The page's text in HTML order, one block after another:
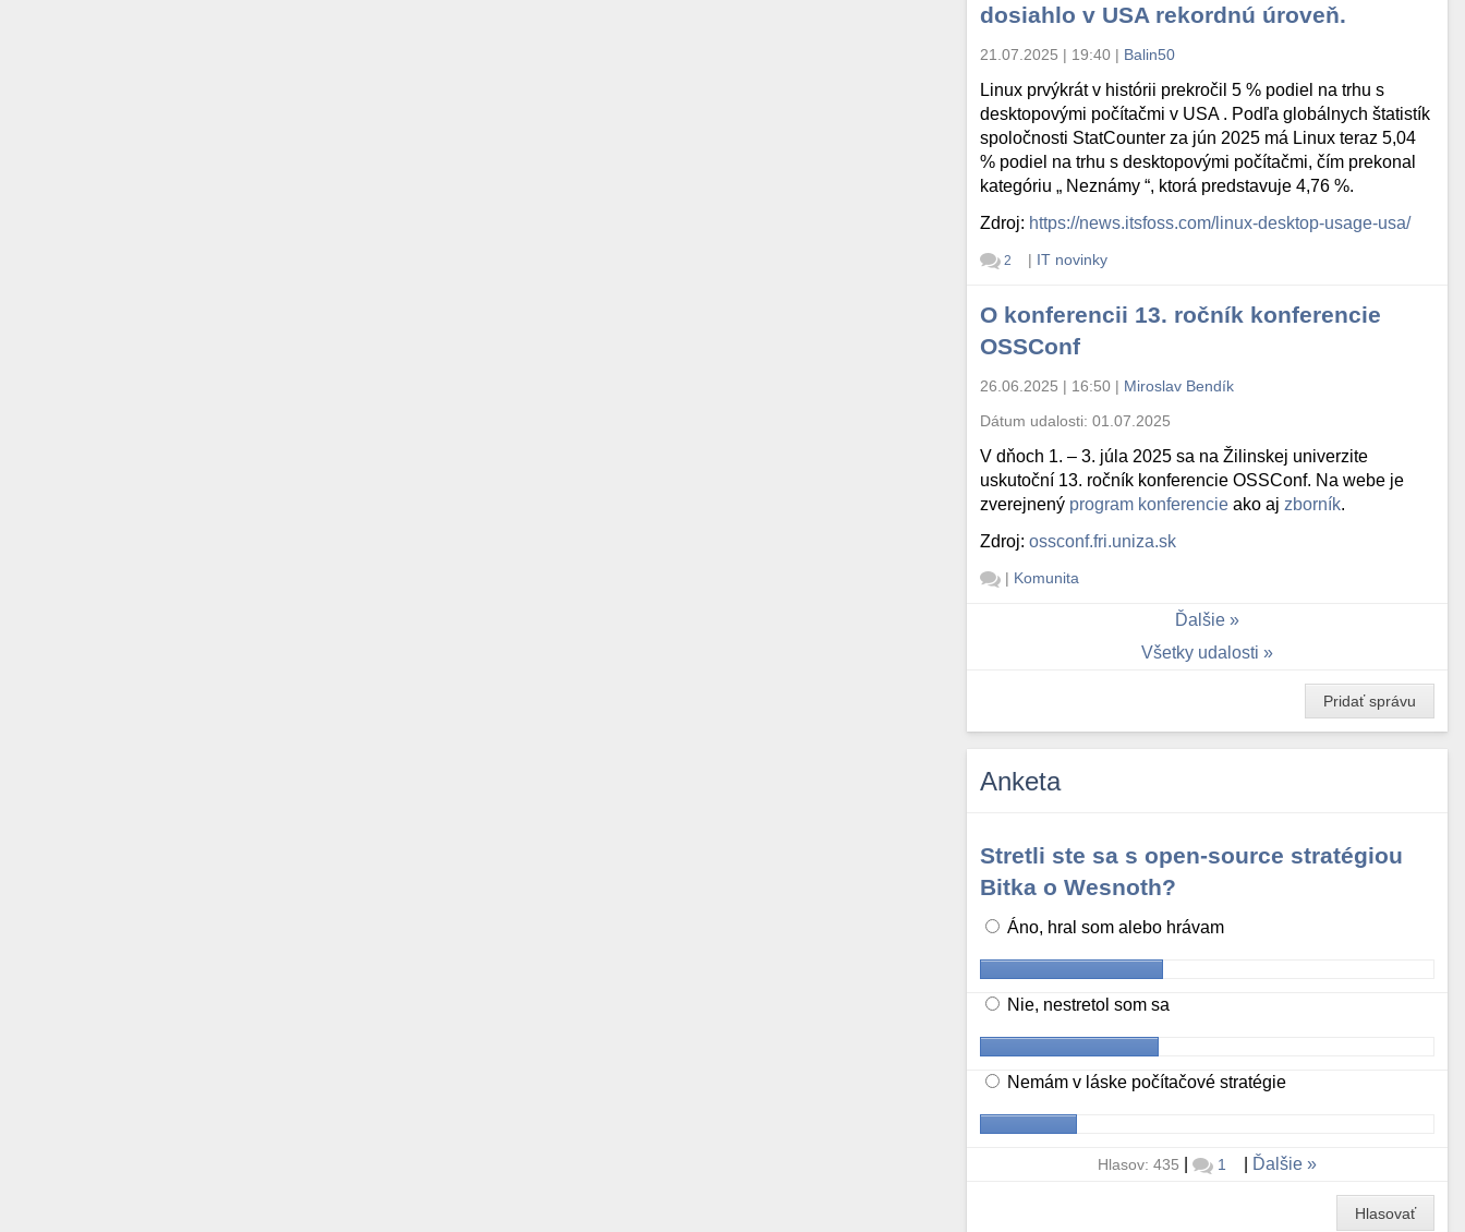
dosiahlo v USA rekordnú úroveň.
21.07.2025 | 19:40 | Balin50
Linux prvýkrát v histórii prekročil 5 % podiel na trhu s
desktopovými počítačmi v USA . Podľa globálnych štatistík
spoločnosti StatCounter za jún 2025 má Linux teraz 5,04
% podiel na trhu s desktopovými počítačmi, čím prekonal
kategóriu „ Neznámy “, ktorá predstavuje 4,76 %.
Zdroj: https://news.itsfoss.com/linux-desktop-usage-usa/
2 | IT novinky
O konferencii 13. ročník konferencie
OSSConf
26.06.2025 | 16:50 | Miroslav Bendík
Dátum udalosti:01.07.2025
V dňoch 1. – 3. júla 2025 sa na Žilinskej univerzite
uskutoční 13. ročník konferencie OSSConf. Na webe je
zverejnený program konferencie ako aj zborník.
Zdroj:ossconf.fri.uniza.sk
| Komunita
Ďalšie
Všetky udalosti
Pridať správu
Anketa
Stretli ste sa s open-source stratégiou
Bitka o Wesnoth?
Áno, hral som alebo hrávam
Nie, nestretol som sa
Nemám v láske počítačové stratégie
Hlasov: 435 | 1 Ďalšie
Hlasovať